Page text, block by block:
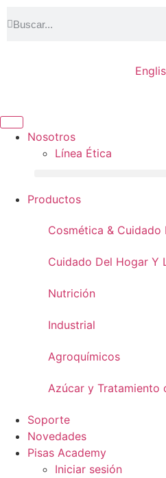
Nosotros
Línea Ética
Productos
Cosmética & Cuidado
Cuidado Del Hogar Y
Nutrición
Industrial
Agroquímicos
Azúcar y Tratamiento
Soporte
Novedades
Pisas Academy
Iniciar sesión